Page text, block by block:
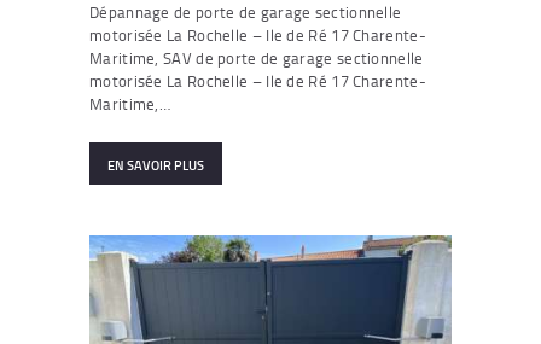
Dépannage de porte de garage sectionnelle
motorisée La Rochelle – Ile de Ré 17 Charente-
Maritime, SAV de porte de garage sectionnelle
motorisée La Rochelle – Ile de Ré 17 Charente-
Maritime,…
EN SAVOIR PLUS